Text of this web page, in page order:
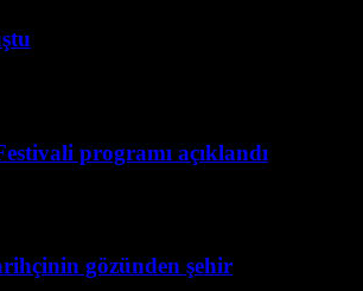
programı açıklandı
gözünden şehir